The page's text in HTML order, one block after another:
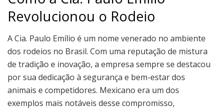
Revolucionou o Rodeio
A Cia. Paulo Emílio é um nome venerado no ambiente
dos rodeios no Brasil. Com uma reputação de mistura
de tradição e inovação, a empresa sempre se destacou
por sua dedicação à segurança e bem-estar dos
animais e competidores. Mexicano era um dos
exemplos mais notáveis desse compromisso,